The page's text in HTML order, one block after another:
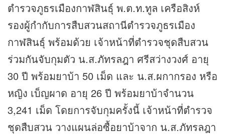
ตำรวจภูธรเมืองกาฬสินธุ์ พ.ต.ท.ทูล เครือสิงห์
รองผู้กำกับการสืบสวนสถานีตำรวจภูธรเมือง
กาฬสินธุ์ พร้อมด้วย เจ้าหน้าที่ตำรวจชุดสืบสวน
ร่วมกันจับกุมตัว น.ส.ภัทรลฎา ศรีสว่างวงศ์ อายุ
30 ปี พร้อมยาบ้า 50 เม็ด และ น.ส.ผกากรอง หรือ
หญิง เบ็ญผาด อายุ 26 ปี พร้อมยาบ้าจำนวน
3,241 เม็ด โดยการจับกุมครั้งนี้ เจ้าหน้าที่ตำรวจ
ชุดสืบสวน วางแผนล่อซื้อยาบ้าจาก น.ส.ภัทรลฎา